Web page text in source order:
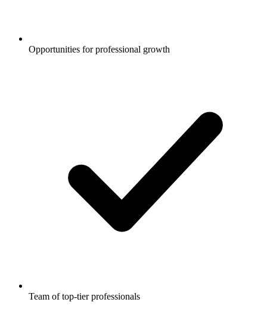
Opportunities for professional growth
Team of top-tier professionals